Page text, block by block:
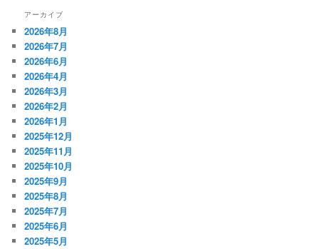
アーカイブ
2026年8月
2026年7月
2026年6月
2026年4月
2026年3月
2026年2月
2026年1月
2025年12月
2025年11月
2025年10月
2025年9月
2025年8月
2025年7月
2025年6月
2025年5月